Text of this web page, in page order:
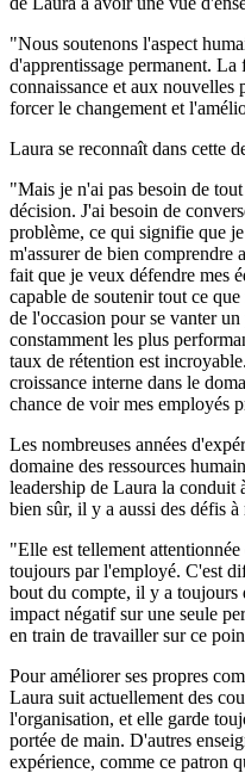
"Nous soutenons l'aspect
d'apprentissage permanent.
connaissance et aux nouvelles
forcer le changement et
Laura se reconnaît dans cette
"Mais je n'ai pas besoin de
décision. J'ai besoin de
problème, ce qui signifie que
m'assurer de bien comprendre
fait que je veux défendre mes
capable de soutenir tout ce
de l'occasion pour se vanter
constamment les plus
taux de rétention est
croissance interne dans le
chance de voir mes employés
Les nombreuses années
domaine des ressources
leadership de Laura la conduit
bien sûr, il y a aussi des défis à
"Elle est tellement
toujours par l'employé. C'est
bout du compte, il y a toujours
impact négatif sur une seule
en train de travailler sur ce
Pour améliorer ses propres
Laura suit actuellement des
l'organisation, et elle garde
portée de main. D'autres
expérience, comme ce patron